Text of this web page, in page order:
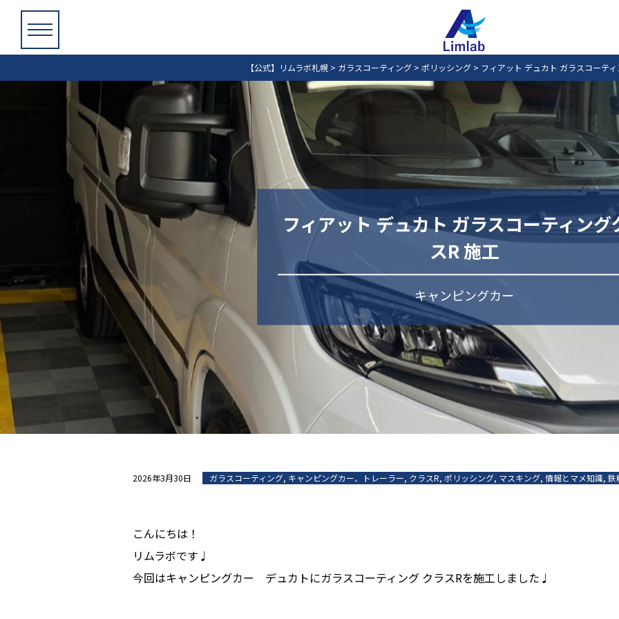
【公式】リムラボ札幌 > ガラスコーティング > ポリッシング > フィアット デュカト ガラスコーテ
フィアット デュカト ガラスコーティング
スR 施工
キャンピングカー
2026年3月30日 ガラスコーティング, キャンピングカー、トレーラー, クラスR, ポリッシング, マスキング, 情報とマメ知識, 鉄
こんにちは！
リムラボです♩
今回はキャンピングカー デュカトにガラスコーティング クラスRを施工しました♩